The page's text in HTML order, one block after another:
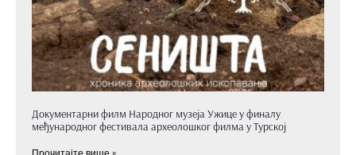
Документарни филм Народног музеја Ужице у финалу
међународног фестивала археолошког филма у Турској